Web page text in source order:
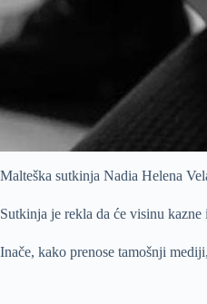
Malteška sutkinja Nadia Helena
Sutkinja je rekla da će visinu
Inače, kako prenose tamošnji